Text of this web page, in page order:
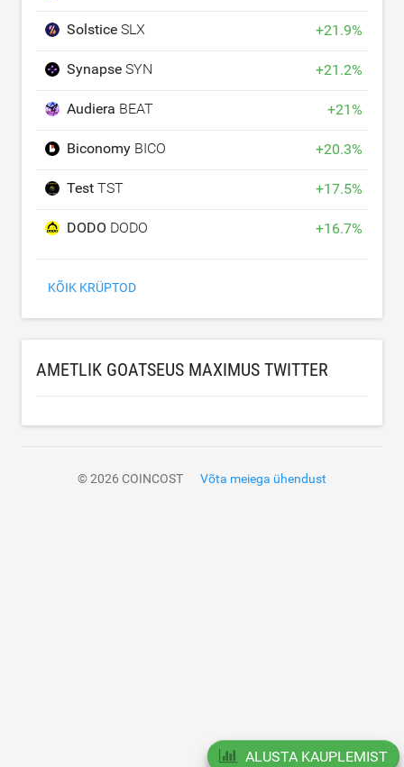
Solstice SLX +21.9%
Synapse SYN +21.2%
Audiera BEAT +21%
Biconomy BICO +20.3%
Test TST +17.5%
DODO DODO +16.7%
KÕIK KRÜPTOD
AMETLIK GOATSEUS MAXIMUS TWITTER
© 2026 COINCOST Võta meiega ühendust
ALUSTA KAUPLEMIST